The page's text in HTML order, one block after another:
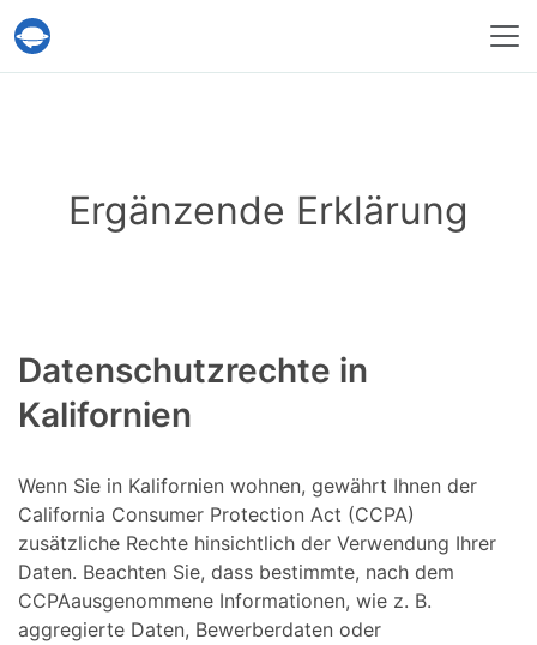
Help Desk Migration
Ergänzende Erklärung
Datenschutzrechte in
Kalifornien
Wenn Sie in Kalifornien wohnen, gewährt Ihnen der
California Consumer Protection Act (CCPA)
zusätzliche Rechte hinsichtlich der Verwendung Ihrer
Daten. Beachten Sie, dass bestimmte, nach dem
CCPAausgenommene Informationen, wie z. B.
aggregierte Daten, Bewerberdaten oder